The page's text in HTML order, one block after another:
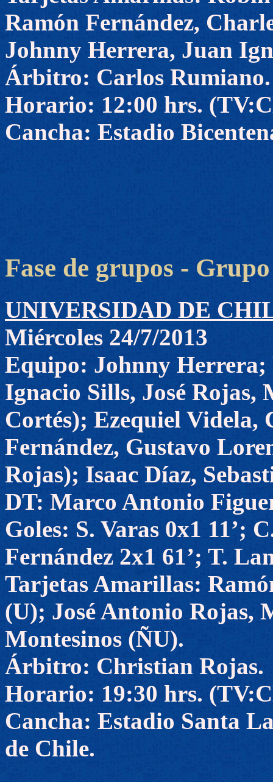
Ramón Fernández,
Johnny Herrera, Juan
Árbitro: Carlos Rumiano.
Horario: 12:00 hrs.
Cancha: Estadio
Fase de grupos -
UNIVERSIDAD DE
Miércoles 24/7/2013
Equipo: Johnny Herrera;
Ignacio Sills, José Rojas,
Cortés); Ezequiel Videla,
Fernández, Gustavo
Rojas); Isaac Díaz,
DT: Marco Antonio
Goles: S. Varas 0x1 11’;
Fernández 2x1 61’; T.
Tarjetas Amarillas:
(U); José Antonio Rojas,
Montesinos (ÑU).
Árbitro: Christian Rojas.
Horario: 19:30 hrs.
Cancha: Estadio Santa
de Chile.